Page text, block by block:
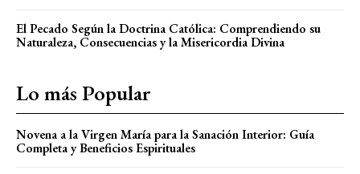
El Pecado Según la Doctrina Católica: Comprendiendo su
Naturaleza, Consecuencias y la Misericordia Divina
Lo más Popular
Novena a la Virgen María para la Sanación Interior: Guía
Completa y Beneficios Espirituales